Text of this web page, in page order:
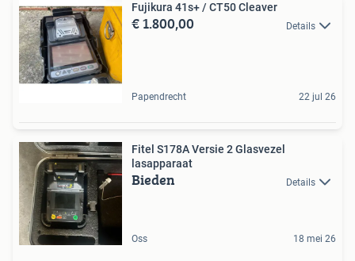
Fujikura 41s+ / CT50 Cleaver
€ 1.800,00 Details
Papendrecht 22 jul 26
Fitel S178A Versie 2 Glasvezel
lasapparaat
Bieden Details
Oss 18 mei 26